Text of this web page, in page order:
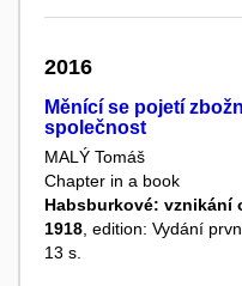
2016
Měnící se pojetí
společnost
MALÝ Tomáš
Chapter in a book
Habsburkové: vznikání
1918, edition: Vydání
13 s.